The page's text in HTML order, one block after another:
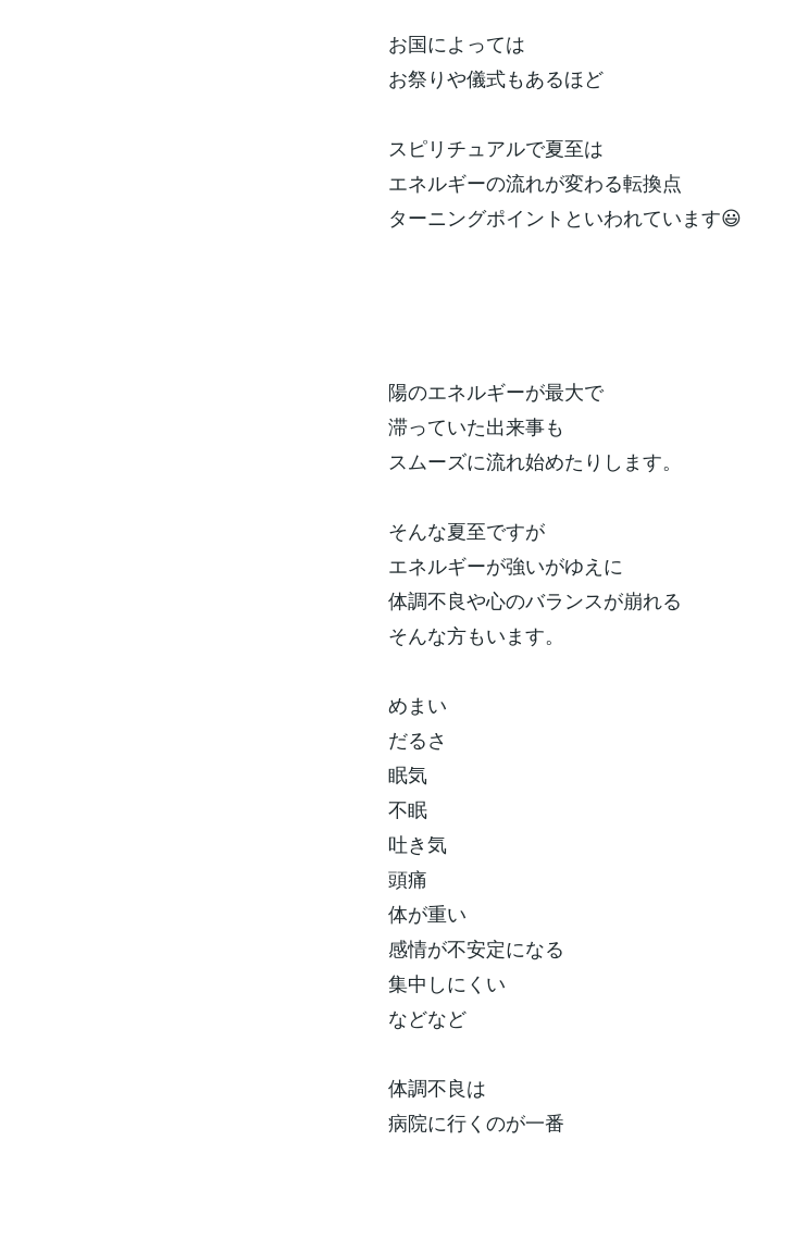
お国によっては
お祭りや儀式もあるほど
スピリチュアルで夏至は
エネルギーの流れが変わる転換点
ターニングポイントといわれています😃
陽のエネルギーが最大で
滞っていた出来事も
スムーズに流れ始めたりします。
そんな夏至ですが
エネルギーが強いがゆえに
体調不良や心のバランスが崩れる
そんな方もいます。
めまい
だるさ
眠気
不眠
吐き気
頭痛
体が重い
感情が不安定になる
集中しにくい
などなど
体調不良は
病院に行くのが一番